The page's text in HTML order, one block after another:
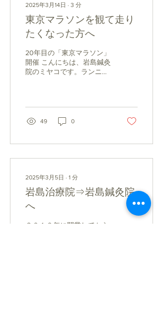
2025年3月14日 ∙ 3 分
東京マラソンを観て走り
たくなった方へ
20年目の「東京マラソン」
開催 こんにちは、岩島鍼灸
院のミヤコです。ランニン
た市民ランナーでもありま
す。 2025年3月1日、 東京
マラソン が開催されまし
49 0
2025年3月5日 ∙ 1 分
岩島治療院⇒岩島鍼灸院
へ
２０１０年に開業してから